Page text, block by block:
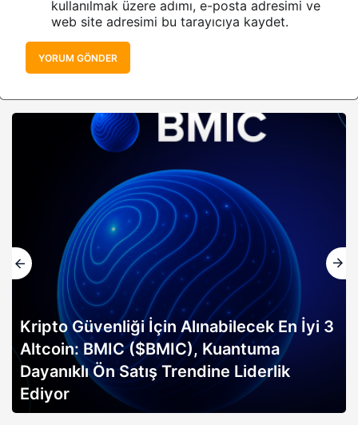
kullanılmak üzere adımı, e-posta adresimi ve
web site adresimi bu tarayıcıya kaydet.
YORUM GÖNDER
Kripto Güvenliği İçin Alınabilecek En İyi 3
Altcoin: BMIC ($BMIC), Kuantuma
Dayanıklı Ön Satış Trendine Liderlik
Ediyor